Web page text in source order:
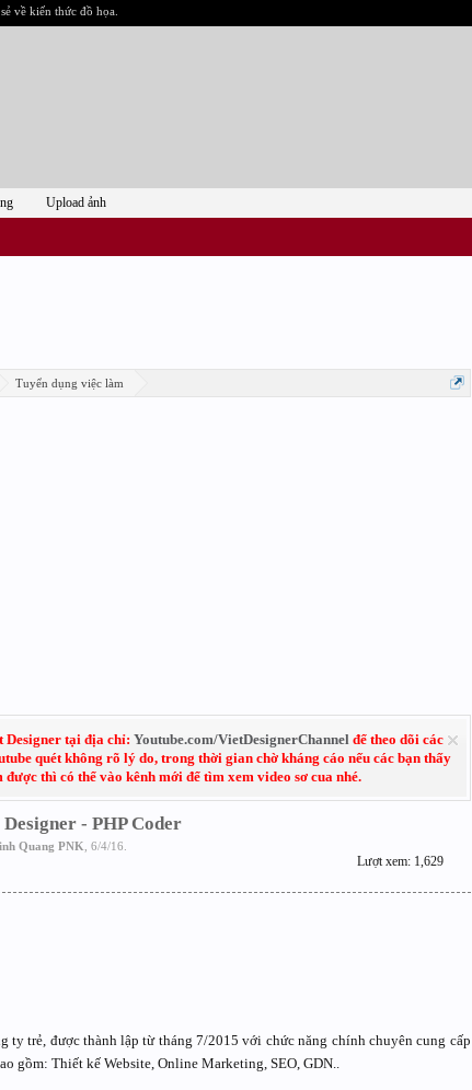
về kiến thức đồ họa.
Tuyển dụng việc làm
Designer tại địa chỉ: Youtube.com/VietDesignerChannelđể theo dõi các
quét không rõ lý do, trong thời gian chờ kháng cáo nếu các bạn thấy
thì có thể vào kênh mới để tìm xem video sơ cua nhé.
- PHP Coder
Quang PNK 6/4/16
Lượt xem: 1,629
ty trẻ, được thành lập từ tháng 7/2015 với chức năng chính chuyên cung cấp
gồm: Thiết kế Website, Online Marketing, SEO, GDN..
Upload ảnh